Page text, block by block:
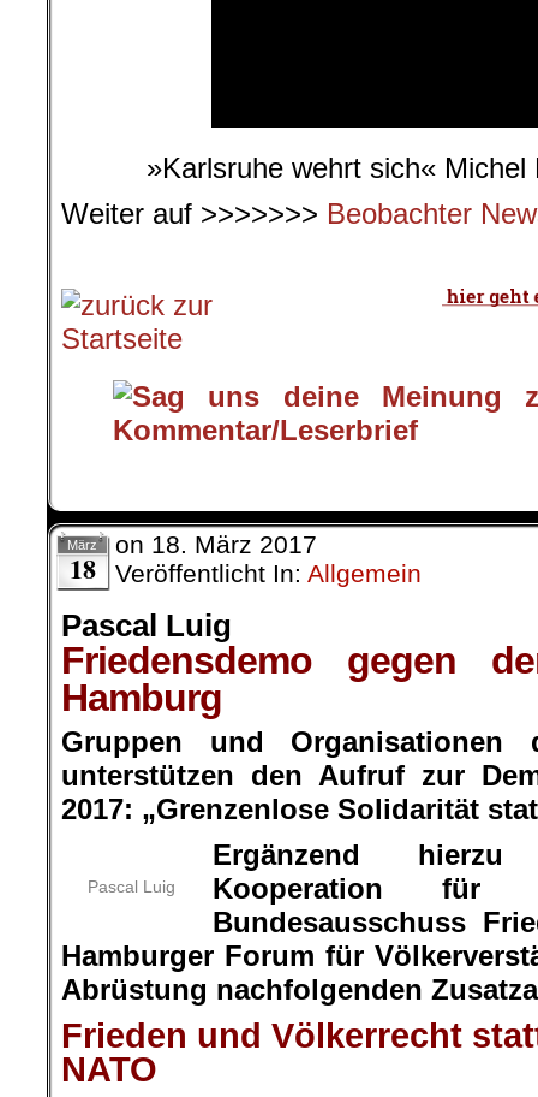
»Karlsruhe wehrt sich«
Weiter auf >>>>>>> Beobachter
März
18
on 18. März 2017
Veröffentlicht In: Allgemein
Pascal Luig
Friedensdemo gegen
Hamburg
Gruppen und Organisationen
unterstützen den Aufruf zur
2017: „Grenzenlose Solidarität
Pascal Luig
Ergänzend
Kooperation für
Bundesausschuss
Hamburger Forum für
Abrüstung nachfolgenden
Frieden und Völkerrecht
NATO